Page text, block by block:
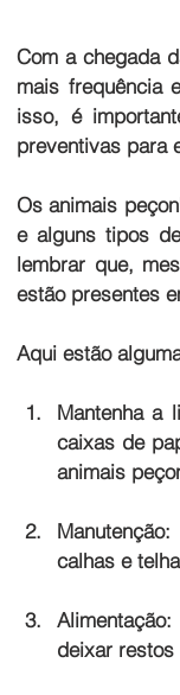
Com a chegada
mais frequência
isso, é
preventivas para
Os animais
e alguns tipos
lembrar que,
estão presentes
Aqui estão
Mantenha a
caixas de
animais
Manutenção:
calhas e
Alimentação:
deixar